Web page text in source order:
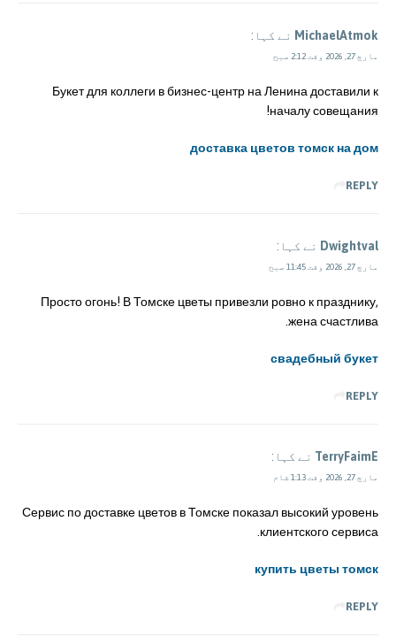
MichaelAtmok نے کہا:
مارچ 27, 2026 وقت 2:12 صبح
Букет для коллеги в бизнес-центр на Ленина доставили к
началу совещания!
доставка цветов томск на дом
REPLY
Dwightval نے کہا:
مارچ 27, 2026 وقت 11:45 صبح
Просто огонь! В Томске цветы привезли ровно к празднику,
жена счастлива.
свадебный букет
REPLY
TerryFaimE نے کہا:
مارچ 27, 2026 وقت 1:13 شام
Сервис по доставке цветов в Томске показал высокий уровень
клиентского сервиса.
купить цветы томск
REPLY